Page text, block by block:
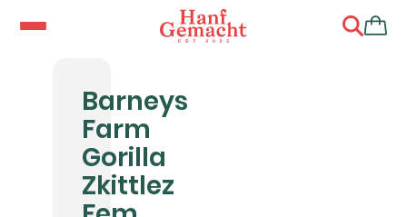
Barneys
Farm
Gorilla
Zkittlez